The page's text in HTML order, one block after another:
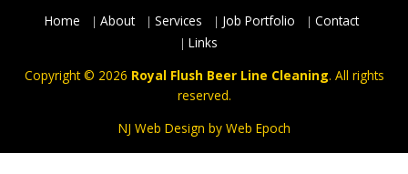
Home About Services Job Portfolio
Contact
Links
Copyright © 2026 Royal Flush Beer Line Cleaning. All rights
reserved.
NJ Web Design by Web Epoch